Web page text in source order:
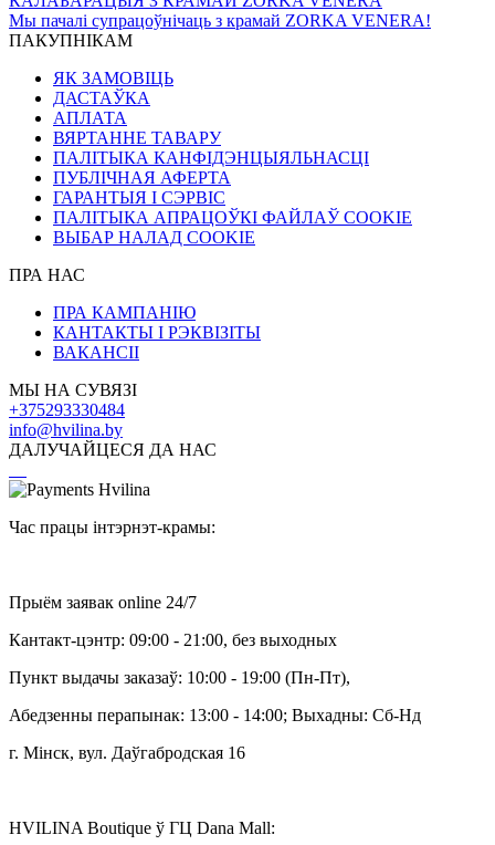
Мы пачалі супрацоўнічаць з крамай ZORKA VENERA!
ПАКУПНІКАМ
ЯК ЗАМОВІЦЬ
ДАСТАЎКА
АПЛАТА
ВЯРТАННЕ ТАВАРУ
ПАЛІТЫКА КАНФІДЭНЦЫЯЛЬНАСЦІ
ПУБЛІЧНАЯ АФЕРТА
ГАРАНТЫЯ І СЭРВІС
ПАЛІТЫКА АПРАЦОЎКІ ФАЙЛАЎ COOKIE
ВЫБАР НАЛАД COOKIE
ПРА НАС
ПРА КАМПАНІЮ
КАНТАКТЫ І РЭКВІЗІТЫ
ВАКАНСІІ
МЫ НА СУВЯЗІ
+375293330484
info@hvilina.by
ДАЛУЧАЙЦЕСЯ ДА НАС
Час працы інтэрнэт-крамы:
Прыём заявак online 24/7
Кантакт-цэнтр: 09:00 - 21:00, без выходных
Пункт выдачы заказаў: 10:00 - 19:00 (Пн-Пт),
Абедзенны перапынак: 13:00 - 14:00; Выхадны: Сб-Нд
г. Мінск, вул. Даўгабродская 16
HVILINA Boutique ў ГЦ Dana Mall: